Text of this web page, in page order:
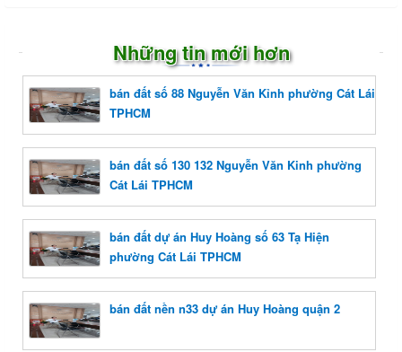
Những tin mới hơn
bán đất số 88 Nguyễn Văn Kỉnh phường Cát Lái
TPHCM
bán đất số 130 132 Nguyễn Văn Kinh phường
Cát Lái TPHCM
bán đất dự án Huy Hoàng số 63 Tạ Hiện
phường Cát Lái TPHCM
bán đất nền n33 dự án Huy Hoàng quận 2